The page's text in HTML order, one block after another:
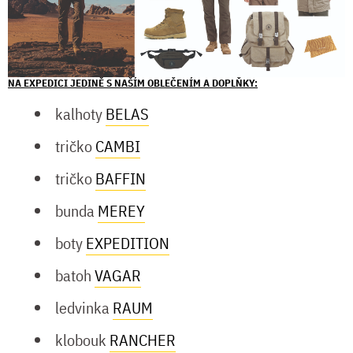
NA EXPEDICI JEDINĚ S NAŠÍM OBLEČENÍM A DOPLŇKY:
kalhotyBELAS
tričkoCAMBI
tričkoBAFFIN
bundaMEREY
botyEXPEDITION
batohVAGAR
ledvinkaRAUM
klobouk RANCHER